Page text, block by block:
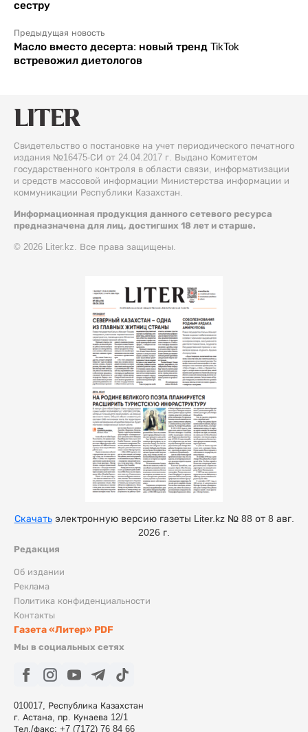
сестру
Предыдущая новость
Масло вместо десерта: новый тренд TikTok
встревожил диетологов
Свидетельство о постановке на учет периодического печатного
издания №16475-СИ от 24.04.2017 г. Выдано Комитетом
государственного контроля в области связи, информатизации
и средств массовой информации Министерства информации и
коммуникации Республики Казахстан.
Информационная продукция данного сетевого ресурса
предназначена для лиц, достигших 18 лет и старше.
© 2026 Liter.kz. Все права защищены.
Редакция
Об издании
Реклама
Политика конфиденциальности
Контакты
Газета «Литер» PDF
Мы в социальных сетях
010017, Республика Казахстан
г. Астана, пр. Кунаева 12/1
Тел./факс: +7 (7172) 76 84 66
Скачатьэлектронную версию газеты Liter.kz № 88 от 8 авг.
2026 г.